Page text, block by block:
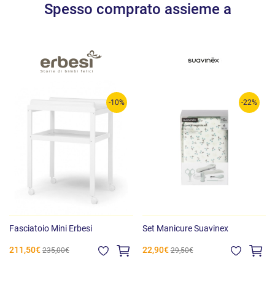
Spesso comprato assieme a
-10%
Fasciatoio Mini Erbesi
211,50€ 235,00€
-22%
Set Manicure Suavinex
22,90€ 29,50€